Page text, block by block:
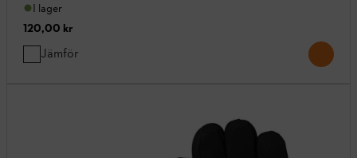
I lager
120,00 kr
Jämför